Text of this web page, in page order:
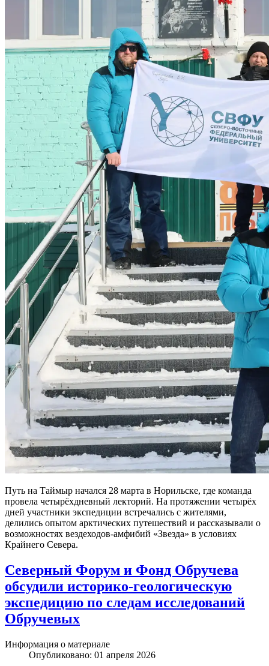
Путь на Таймыр начался 28 марта в Норильске, где команда
провела четырёхдневный лекторий. На протяжении четырёх
дней участники экспедиции встречались с жителями,
делились опытом арктических путешествий и рассказывали о
возможностях вездеходов-амфибий «Звезда» в условиях
Крайнего Севера.
Северный Форум и Фонд Обручева
обсудили историко-геологическую
экспедицию по следам исследований
Обручевых
Информация о материале
Опубликовано: 01 апреля 2026